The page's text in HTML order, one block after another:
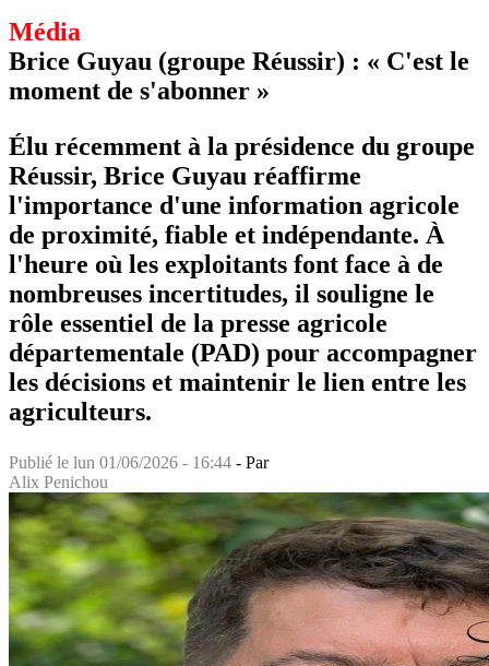
Média
Brice Guyau (groupe Réussir) : « C'est le
moment de s'abonner »
Élu récemment à la présidence du groupe
Réussir, Brice Guyau réaffirme
l'importance d'une information agricole
de proximité, fiable et indépendante. À
l'heure où les exploitants font face à de
nombreuses incertitudes, il souligne le
rôle essentiel de la presse agricole
départementale (PAD) pour accompagner
les décisions et maintenir le lien entre les
agriculteurs.
Publié le lun 01/06/2026 - 16:44 - Par
Alix Penichou